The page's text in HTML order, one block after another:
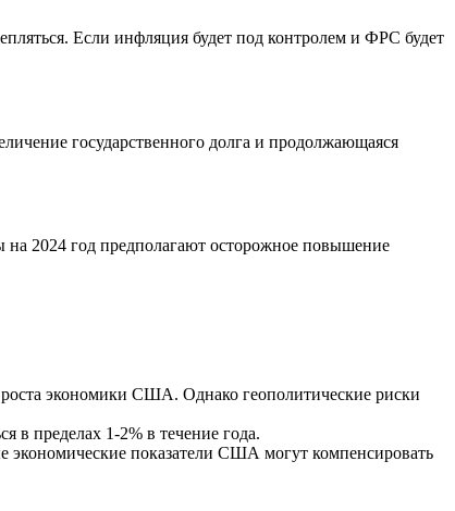
Если инфляция будет под контролем и ФРС будет
государственного долга и продолжающаяся
на 2024 год предполагают осторожное повышение
экономики США. Однако геополитические риски
в пределах 1-2% в течение года.
экономические показатели США могут компенсировать